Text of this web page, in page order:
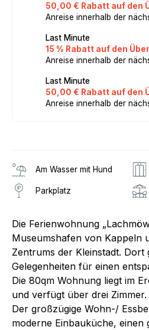
50,00 € Rabatt auf den
Anreise innerhalb der
Last Minute
15 % Rabatt auf den
Anreise innerhalb der
Last Minute
50,00 € Rabatt auf den
Anreise innerhalb der
Am Wasser mit Hund
Parkplatz
Die Ferienwohnung
Museumshafen von Kappeln
Zentrums der Kleinstadt. Dort
Gelegenheiten für einen
Die 80qm Wohnung liegt im
und verfügt über drei Zimmer.
Der großzügige Wohn-/
moderne Einbauküche, einen